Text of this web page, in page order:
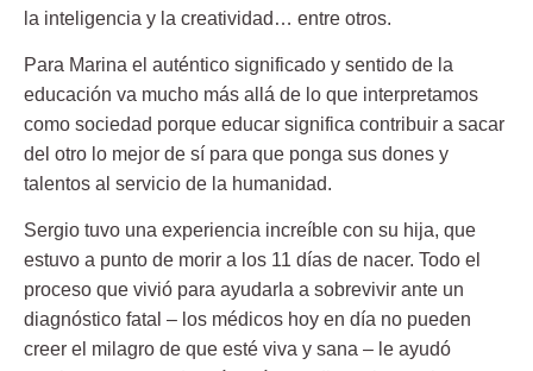
la inteligencia y la creatividad… entre otros.
Para Marina el auténtico significado y sentido de la
educación va mucho más allá de lo que interpretamos
como sociedad porque educar significa contribuir a sacar
del otro lo mejor de sí para que ponga sus dones y
talentos al servicio de la humanidad.
Sergio tuvo una experiencia increíble con su hija, que
estuvo a punto de morir a los 11 días de nacer. Todo el
proceso que vivió para ayudarla a sobrevivir ante un
diagnóstico fatal – los médicos hoy en día no pueden
creer el milagro de que esté viva y sana – le ayudó